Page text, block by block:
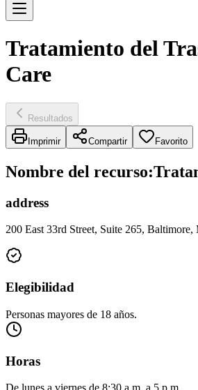
Tratamiento del
Care
Resultados
Imprimir Compartir Favorito
Nombre del recurso:
address
200 East 33rd Street, Suite 265,
Elegibilidad
Personas mayores de 18 años.
Horas